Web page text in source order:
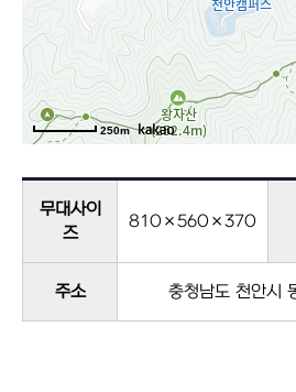
250m
무대사이
즈
810×560×370
주소 충청남도 천안시